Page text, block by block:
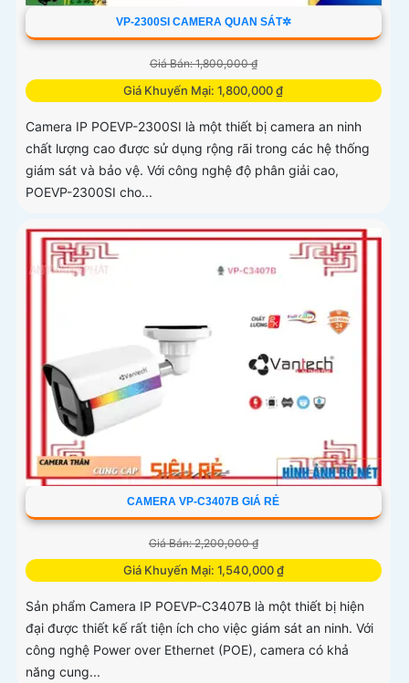
VP-2300SI CAMERA QUAN SÁT✲
Giá Bán: 1,800,000 ₫
Giá Khuyến Mại: 1,800,000 ₫
Camera IP POEVP-2300SI là một thiết bị camera an ninh
chất lượng cao được sử dụng rộng rãi trong các hệ thống
giám sát và bảo vệ. Với công nghệ độ phân giải cao,
POEVP-2300SI cho...
CAMERA VP-C3407B GIÁ RẺ
Giá Bán: 2,200,000 ₫
Giá Khuyến Mại: 1,540,000 ₫
Sản phẩm Camera IP POEVP-C3407B là một thiết bị hiện
đại được thiết kế rất tiện ích cho việc giám sát an ninh. Với
công nghệ Power over Ethernet (POE), camera có khả
năng cung...